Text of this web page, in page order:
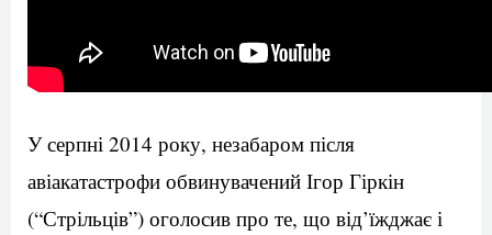
У серпні 2014 року, незабаром після
авіакатастрофи обвинувачений Ігор Гіркін
(“Стрільців”) оголосив про те, що від’їжджає і